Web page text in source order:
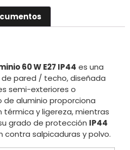
60 W E27 IP44 es una
pared / techo, diseñada
semi-exteriores o
de aluminio proporciona
térmica y ligereza, mientras
grado de protección IP44
salpicaduras y polvo.